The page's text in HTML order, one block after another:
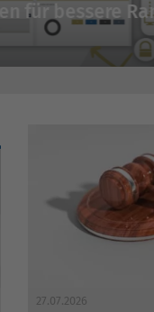
für bessere
27.07.2026